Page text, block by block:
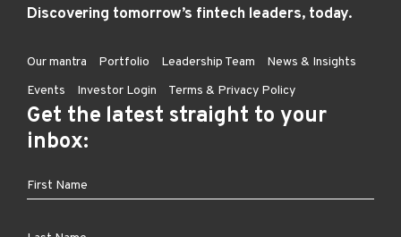
Discovering tomorrow’s fintech leaders, today.
Our mantra Portfolio Leadership Team
News & Insights
Events
Investor Login Terms & Privacy Policy
Get the latest straight to your
inbox: